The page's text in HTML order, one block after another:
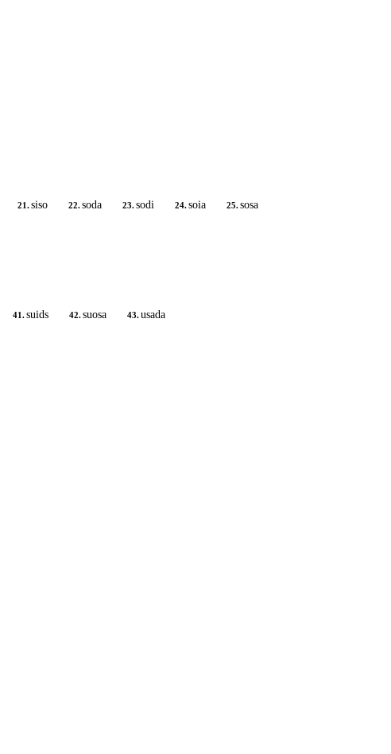
21.siso 22.soda 23.sodi 24.soia 25.sosa
41.suids 42.suosa 43.usada